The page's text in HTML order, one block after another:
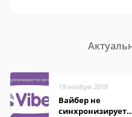
19 ноября 2018
Вайбер не
синхронизирует